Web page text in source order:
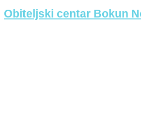
Obiteljski centar Bokun